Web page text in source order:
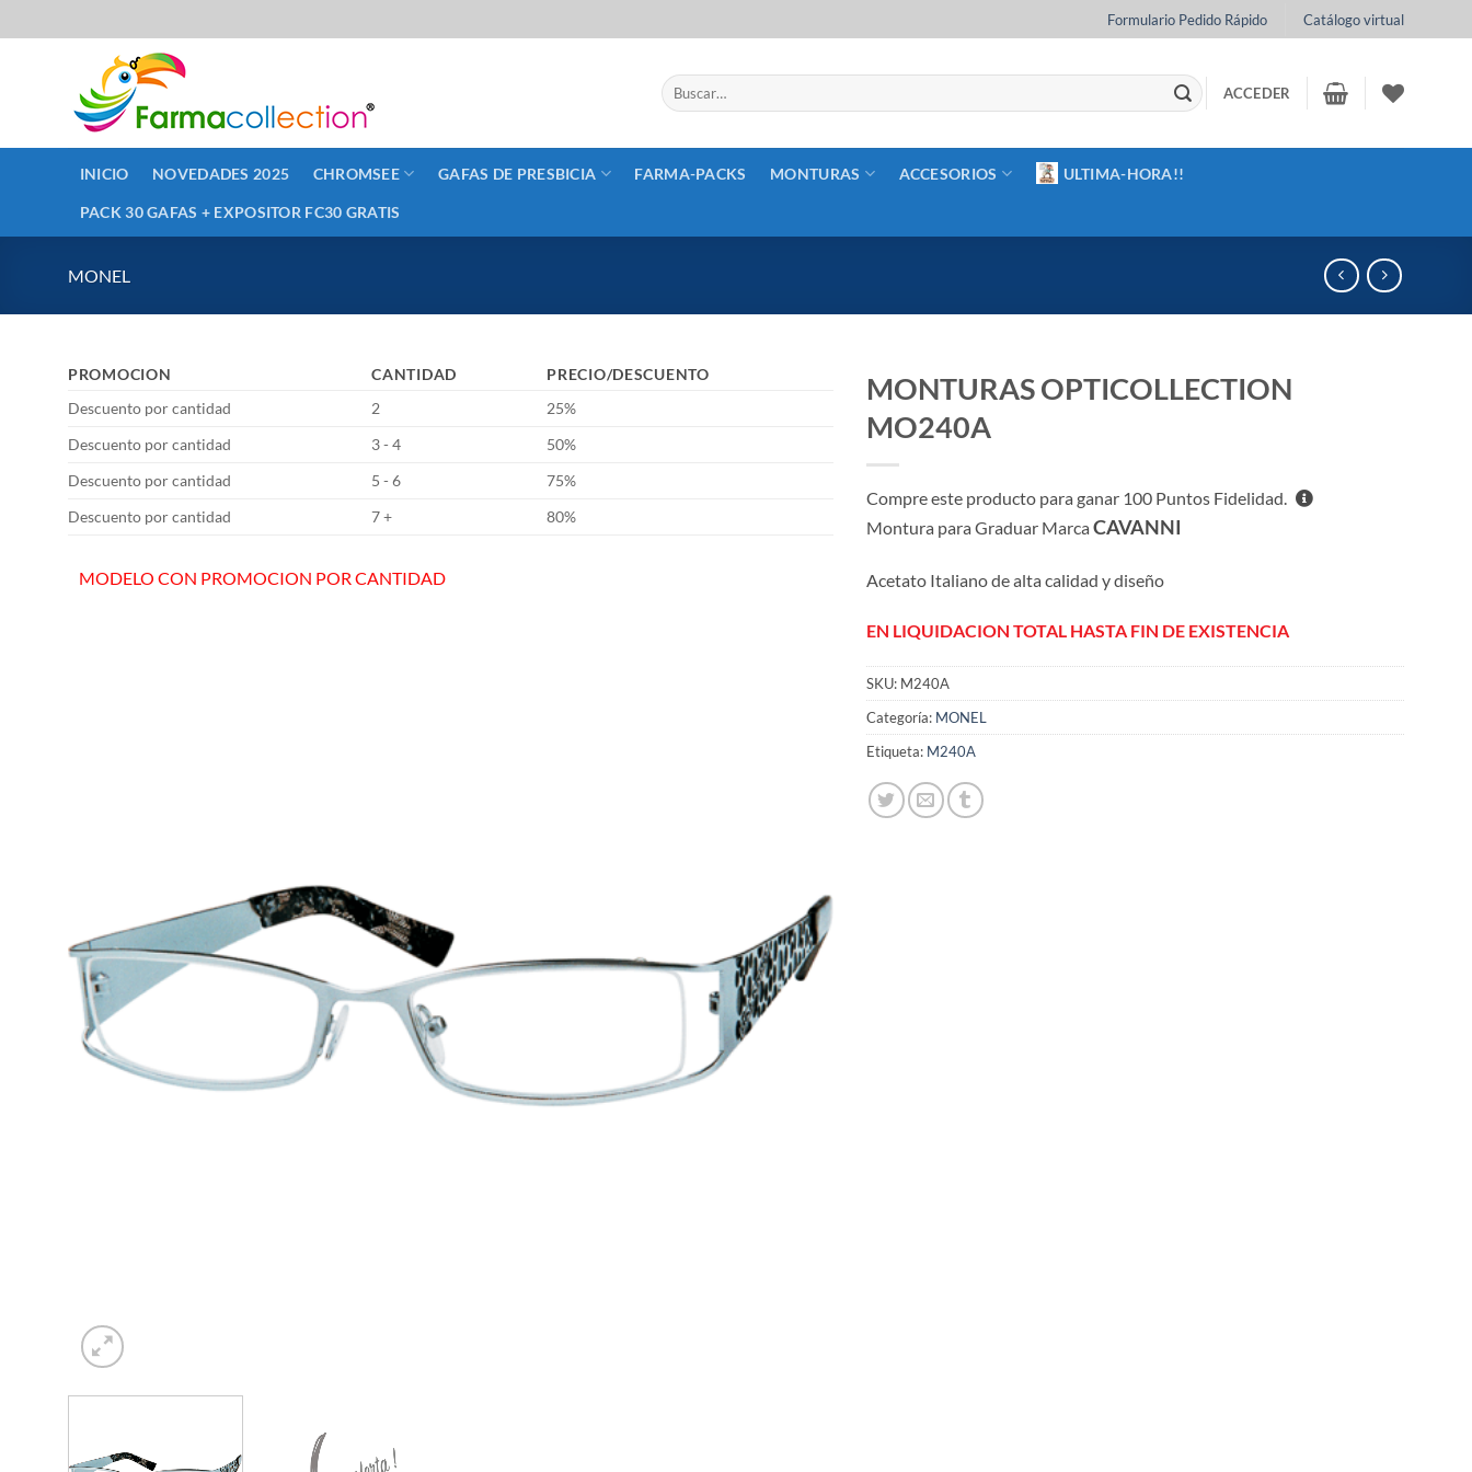
al
Formulario Pedido Rápido Catálogo virtual
Buscar
por:
ACCEDER
INICIO NOVEDADES 2025 CHROMSEE GAFAS DE PRESBICIA FARMA-PACKS MONTURAS ACCESORIOS ULTIMA-HORA!!
PACK 30 GAFAS + EXPOSITOR FC30 GRATIS
MONEL
PROMOCION CANTIDAD
PRECIO/DESCUENTO
Descuento por cantidad
2
25%
Descuento por cantidad
3 - 4
50%
Descuento por cantidad
5 - 6
75%
Descuento por cantidad
7 + 80%
MODELO CON PROMOCION POR CANTIDAD
MONTURAS OPTICOLLECTION
MO240A
Compre este producto para ganar 100 Puntos Fidelidad.
Montura para Graduar MarcaCAVANNI
Acetato Italiano de alta calidad y diseño
EN LIQUIDACION TOTAL HASTA FIN DE EXISTENCIA
SKU: M240A
Categoría: MONEL
Etiqueta: M240A